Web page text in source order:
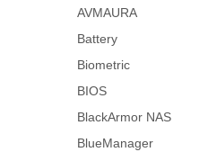
AVMAURA
Battery
Biometric
BIOS
BlackArmor NAS
BlueManager